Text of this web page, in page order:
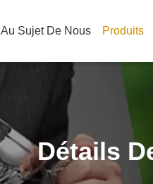
Au Sujet De Nous Produits
Détails